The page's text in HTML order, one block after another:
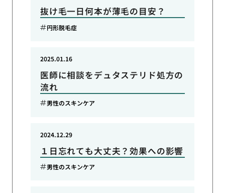
抜け毛一日何本が薄毛の目安？
円形脱毛症
医師に相談をデュタステリド処方の
流れ
2025.01.16
男性のスキンケア
１日忘れても大丈夫？効果への影響
2024.12.29
男性のスキンケア